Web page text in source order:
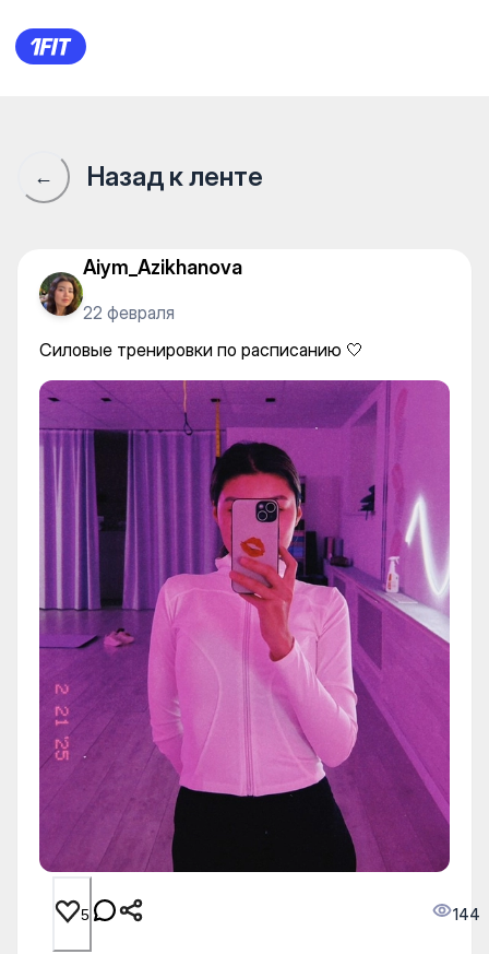
Силовые тренировки по
← Назад к ленте
Aiym_Azikhanova
22 февраля
Силовые тренировки по расписанию 🤍
5 144